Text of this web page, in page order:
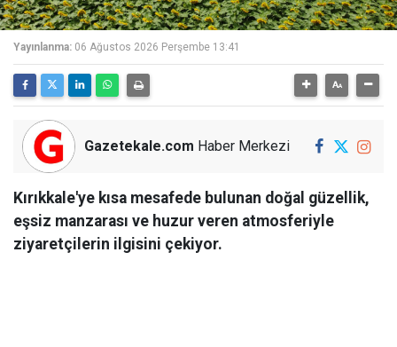
Yayınlanma: 06 Ağustos 2026 Perşembe 13:41
Gazetekale.com Haber Merkezi
Kırıkkale'ye kısa mesafede bulunan doğal güzellik,
eşsiz manzarası ve huzur veren atmosferiyle
ziyaretçilerin ilgisini çekiyor.